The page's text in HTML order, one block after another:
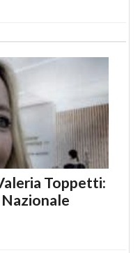
Toppetti: